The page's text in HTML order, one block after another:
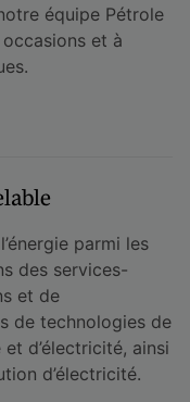
équipe Pétrole
et à
parmi les
des services-
et de
de technologies de
d’électricité, ainsi
d’électricité.